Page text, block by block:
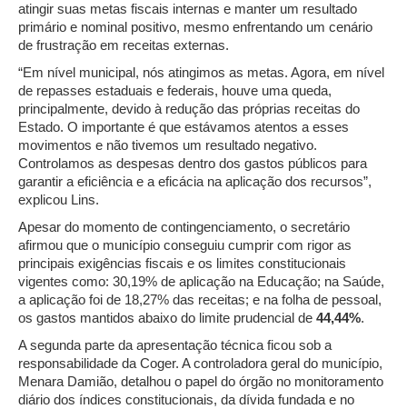
atingir suas metas fiscais internas e manter um resultado
primário e nominal positivo, mesmo enfrentando um cenário
de frustração em receitas externas.
“Em nível municipal, nós atingimos as metas. Agora, em nível
de repasses estaduais e federais, houve uma queda,
principalmente, devido à redução das próprias receitas do
Estado. O importante é que estávamos atentos a esses
movimentos e não tivemos um resultado negativo.
Controlamos as despesas dentro dos gastos públicos para
garantir a eficiência e a eficácia na aplicação dos recursos”,
explicou Lins.
Apesar do momento de contingenciamento, o secretário
afirmou que o município conseguiu cumprir com rigor as
principais exigências fiscais e os limites constitucionais
vigentes como: 30,19% de aplicação na Educação; na Saúde,
a aplicação foi de 18,27% das receitas; e na folha de pessoal,
os gastos mantidos abaixo do limite prudencial de 44,44%.
A segunda parte da apresentação técnica ficou sob a
responsabilidade da Coger. A controladora geral do município,
Menara Damião, detalhou o papel do órgão no monitoramento
diário dos índices constitucionais, da dívida fundada e no